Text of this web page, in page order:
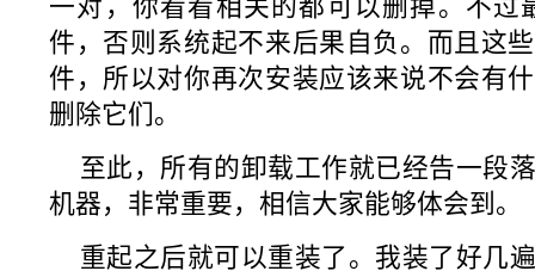
一对，你看看相关的都可以删掉。不过
件，否则系统起不来后果自负。而且这
件，所以对你再次安装应该来说不会有
删除它们。
至此，所有的卸载工作就已经告一段
机器，非常重要，相信大家能够体会到。
重起之后就可以重装了。我装了好几